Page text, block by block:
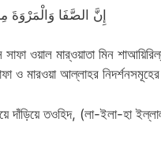
إِنَّ الصَّفَا وَالْمَرْوَةَ
ওয়াল মার্‌ওয়াতা মিন
ও মারওয়া আল্লাহর
দাঁড়িয়ে তওহিদ, (লা-ইলা-হা